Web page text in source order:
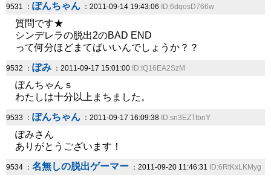
9531 ： ぽんちゃん ：2011-09-14 19:43:06 ID:6dqosD766w
質問です★
シンデレラの脱出2のBAD END
って何分ほどまてばいいんでしょうか？？
9532 ： ぽみ ：2011-09-17 15:01:00 ID:IQ16EA2SzM
ぽんちゃんｓ
わたしは十分以上まちました。
9533 ： ぽんちゃん ：2011-09-17 16:09:38 ID:sn3EZTtbnY
ぽみさん
ありがとうございます！
9534 ： 名無しの脱出ゲーマー ：2011-09-20 11:46:31 ID:6RtKxLKMyg